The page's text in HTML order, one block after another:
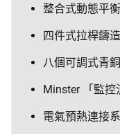
整合式動態平
四件式拉桿鑄
八個可調式青
Minster 「監控
電氣預熱連接